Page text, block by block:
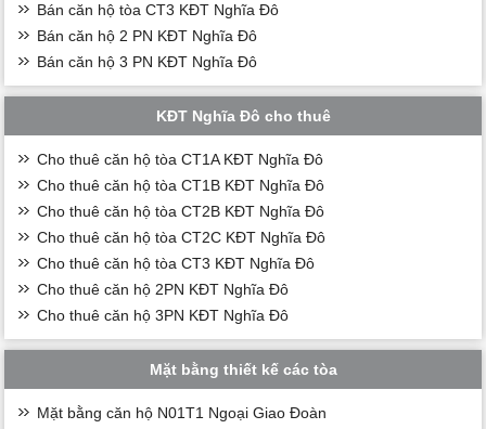
Bán căn hộ tòa CT3 KĐT Nghĩa Đô
Bán căn hộ 2 PN KĐT Nghĩa Đô
Bán căn hộ 3 PN KĐT Nghĩa Đô
KĐT Nghĩa Đô cho thuê
Cho thuê căn hộ tòa CT1A KĐT Nghĩa Đô
Cho thuê căn hộ tòa CT1B KĐT Nghĩa Đô
Cho thuê căn hộ tòa CT2B KĐT Nghĩa Đô
Cho thuê căn hộ tòa CT2C KĐT Nghĩa Đô
Cho thuê căn hộ tòa CT3 KĐT Nghĩa Đô
Cho thuê căn hộ 2PN KĐT Nghĩa Đô
Cho thuê căn hộ 3PN KĐT Nghĩa Đô
Mặt bằng thiết kế các tòa
Mặt bằng căn hộ N01T1 Ngoại Giao Đoàn